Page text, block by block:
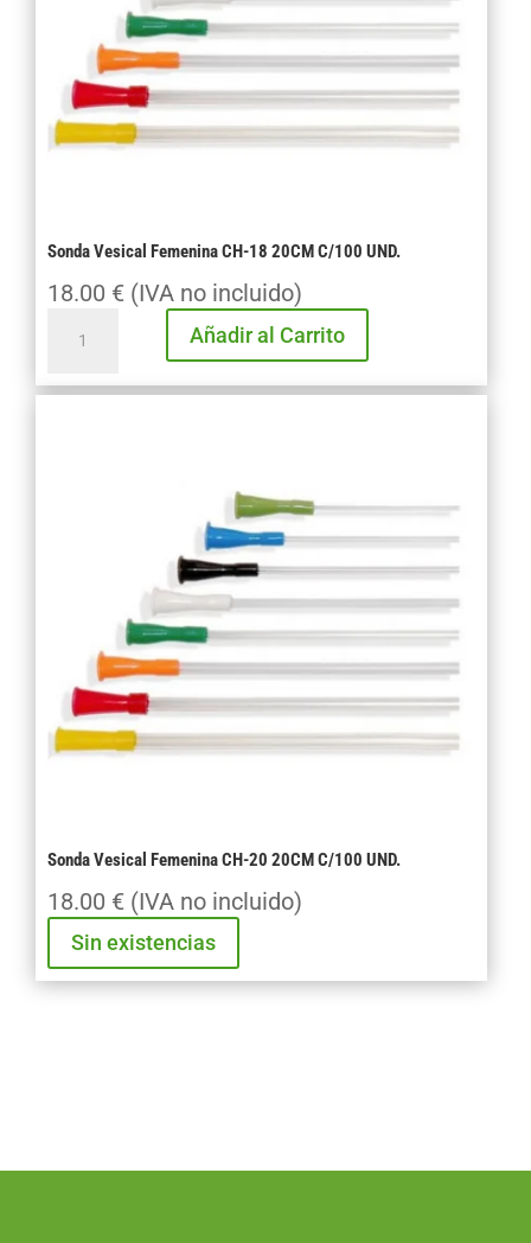
Sonda Vesical Femenina CH-18 20CM C/100 UND.
18.00 € (IVA no incluido)
Vesical
Femenina
Añadir al Carrito
Sonda Vesical Femenina CH-20 20CM C/100 UND.
18.00 € (IVA no incluido)
Sin existencias